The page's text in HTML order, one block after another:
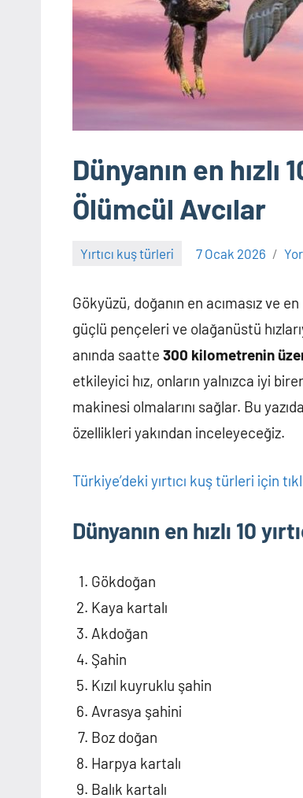
Dünyanın en hızlı
Ölümcül Avcılar
Yırtıcı kuş türleri 7 Ocak 2026
Gökyüzü, doğanın en acımasız ve
güçlü pençeleri ve olağanüstü
anında saatte 300 kilometrenin
etkileyici hız, onların yalnızca iyi
makinesi olmalarını sağlar. Bu
özellikleri yakından inceleyeceğiz.
Türkiye’deki yırtıcı kuş türleri için
Dünyanın en hızlı 10
Gökdoğan
Kaya kartalı
Akdoğan
Şahin
Kızıl kuyruklu şahin
Avrasya şahini
Boz doğan
Harpya kartalı
Balık kartalı